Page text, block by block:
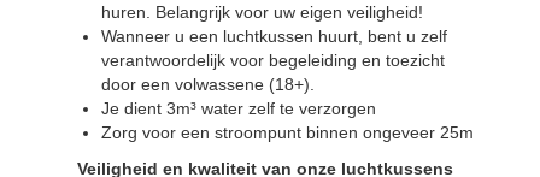
huren. Belangrijk voor uw eigen veiligheid!
Wanneer u een luchtkussen huurt, bent u zelf
verantwoordelijk voor begeleiding en toezicht
door een volwassene (18+).
Je dient 3m³ water zelf te verzorgen
Zorg voor een stroompunt binnen ongeveer 25m
Veiligheid en kwaliteit van onze luchtkussens